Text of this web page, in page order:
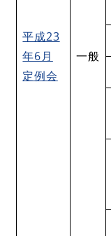
平成23
年6月
定例会
一般